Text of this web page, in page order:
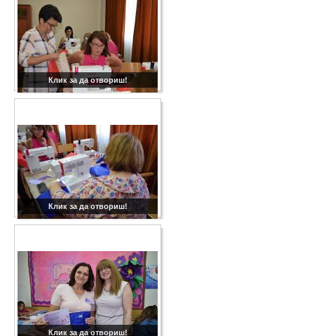
Клик за да отвориш!
Клик за да отвориш!
Клик за да отвориш!